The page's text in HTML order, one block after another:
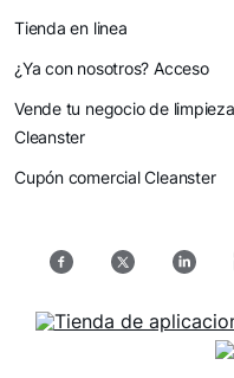
Tienda en linea
¿Ya con nosotros? Acceso
Vende tu negocio de
Cleanster
Cupón comercial Cleanster